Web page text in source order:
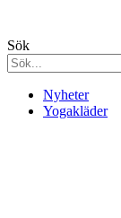
Sök
Nyheter
Yogakläder